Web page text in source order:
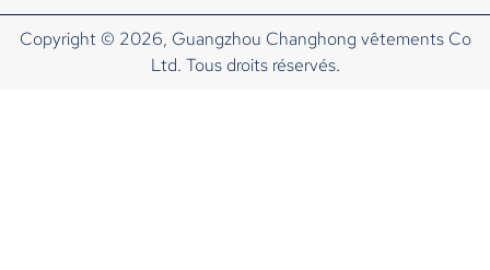
Copyright © 2026, Guangzhou Changhong vêtements Co
Ltd. Tous droits réservés.